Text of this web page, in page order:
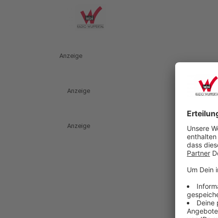
Anzeige
Anzeige
Anzeige